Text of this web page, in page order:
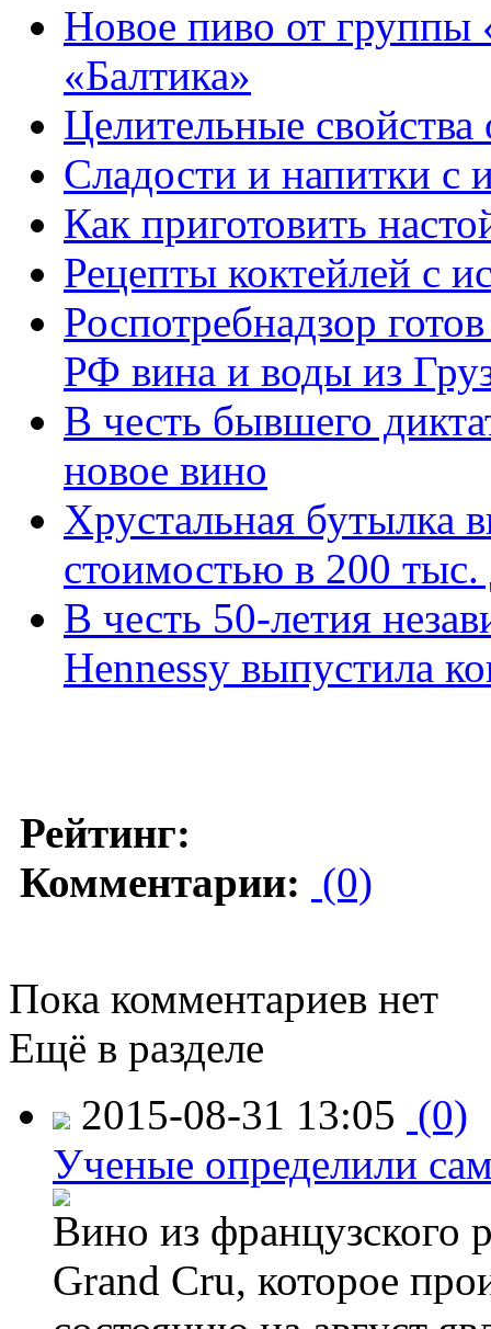
Новое пиво от группы
«Балтика»
Целительные
Сладости и напитки с
Как приготовить
Рецепты коктейлей с
Роспотребнадзор
РФ вина и воды из
В честь бывшего
новое вино
Хрустальная бутылка
стоимостью в 200 тыс.
В честь 50-летия
Hennessy выпустила
Рейтинг:
Комментарии: (0)
Пока комментариев нет
Ещё в разделе
2015-08-31 13:05 (0)
Ученые определили
Вино из французского
Grand Cru, которое